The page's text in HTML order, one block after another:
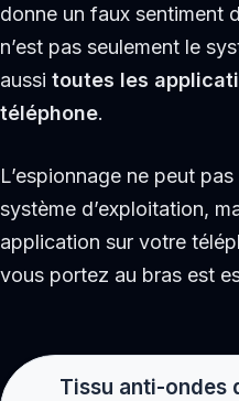
donne un faux sentiment
n’est pas seulement le
aussi toutes les
téléphone.
L’espionnage ne peut
système d’exploitation,
application sur votre
vous portez au bras est
Tissu anti-ondes